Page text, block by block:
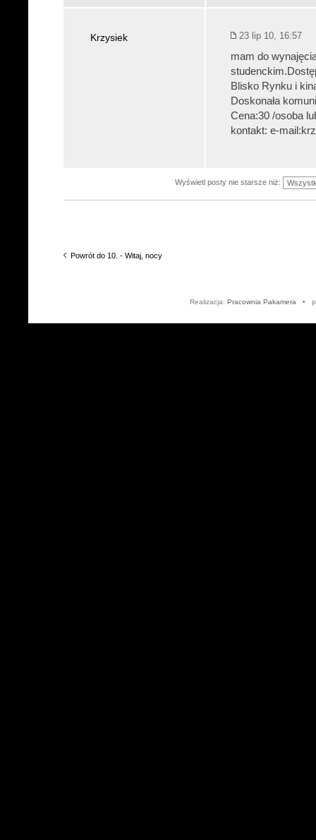
Krzysiek 23 lip 10, 16:57
mam do
Blisko Rynku i
Doskonała
Cena:30 /osoba
kontakt: e-
Wyświetl posty nie starsze niż:
Powrót do 10. - Witaj, nocy
Realizacja: Pracownia Pakamera •